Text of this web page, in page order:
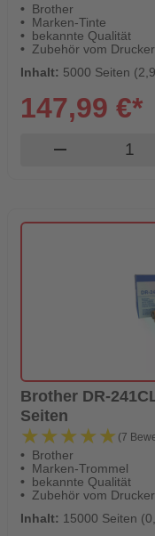
Brother
Marken-Tinte
bekannte Qualität
Zubehör vom
Inhalt: 5000 Seiten
147,99 €*
remove
Brother DR-
Seiten
★★★★★
★★★★★ (7
Brother
Marken-Trommel
bekannte Qualität
Zubehör vom
Inhalt: 15000 Seiten